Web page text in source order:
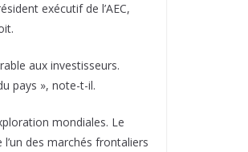
exécutif de l’AEC,
aux investisseurs.
pays », note-t-il.
mondiales. Le
des marchés frontaliers